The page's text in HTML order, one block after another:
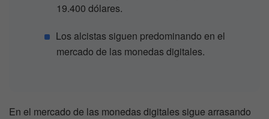
19.400 dólares.
Los alcistas siguen predominando en el
mercado de las monedas digitales.
En el mercado de las monedas digitales sigue arrasando